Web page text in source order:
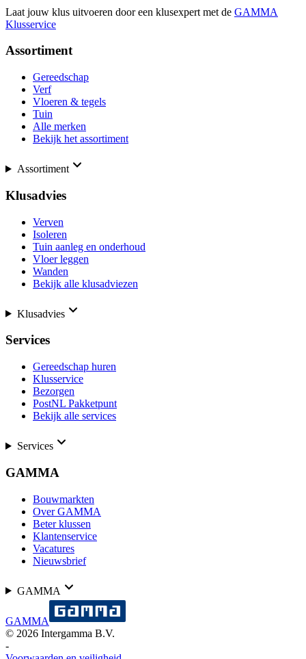
Laat jouw klus uitvoeren door een klusexpert met de GAMMA
Klusservice
Assortiment
Gereedschap
Verf
Vloeren & tegels
Tuin
Alle merken
Bekijk het assortiment
Assortiment
Klusadvies
Verven
Isoleren
Tuin aanleg en onderhoud
Vloer leggen
Wanden
Bekijk alle klusadviezen
Klusadvies
Services
Gereedschap huren
Klusservice
Bezorgen
PostNL Pakketpunt
Bekijk alle services
Services
GAMMA
Bouwmarkten
Over GAMMA
Beter klussen
Klantenservice
Vacatures
Nieuwsbrief
GAMMA
GAMMA
© 2026 Intergamma B.V.
-